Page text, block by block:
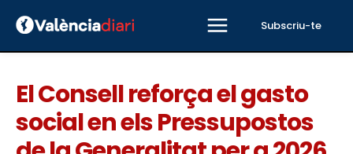
Subscriu-te
El Consell reforça el gasto
social en els Pressupostos